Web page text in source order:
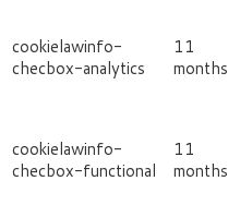
cookielawinfo-
checbox-analytics
11
months
cookielawinfo-
checbox-functional
11
months